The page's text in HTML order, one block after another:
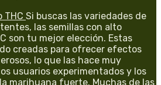
THC Si buscas las variedades de
las semillas con alto
son tu mejor elección. Estas
creadas para ofrecer efectos
lo que las hace muy
usuarios experimentados y los
marihuana fuerte. Muchas de las